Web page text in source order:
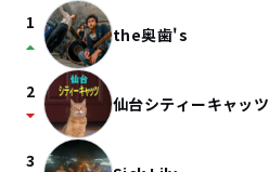
1
arrow_drop_up the奥歯's
2
arrow_drop_down 仙台シティーキャッツ
3